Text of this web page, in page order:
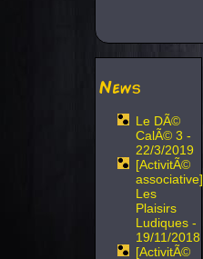
News
Le DÃ©
CalÃ© 3 -
22/3/2019
[ActivitÃ©
associative]
Les
Plaisirs
Ludiques -
19/11/2018
[ActivitÃ©